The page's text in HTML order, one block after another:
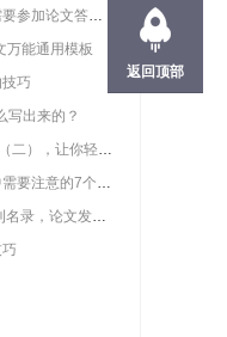
在职研究生论文查重吗？需要参加论文答辩吗？
万能通用模板
巧
写出来的？
SCI论文写作常用句型模板（二），让你轻松过查重
在维普网论文查重的过程中需要注意的7个问题【最新版维普论文】
2016年EI收录中国大陆期刊名录，论文发表必备
返回顶部